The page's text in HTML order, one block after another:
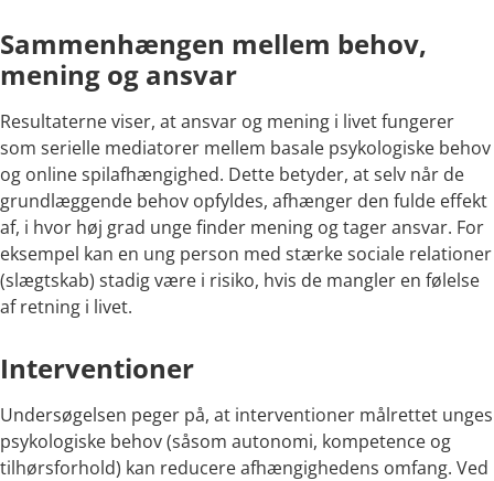
Sammenhængen mellem behov,
mening og ansvar
Resultaterne viser, at ansvar og mening i livet fungerer
som serielle mediatorer mellem basale psykologiske behov
og online spilafhængighed. Dette betyder, at selv når de
grundlæggende behov opfyldes, afhænger den fulde effekt
af, i hvor høj grad unge finder mening og tager ansvar. For
eksempel kan en ung person med stærke sociale relationer
(slægtskab) stadig være i risiko, hvis de mangler en følelse
af retning i livet.
Interventioner
Undersøgelsen peger på, at interventioner målrettet unges
psykologiske behov (såsom autonomi, kompetence og
tilhørsforhold) kan reducere afhængighedens omfang. Ved